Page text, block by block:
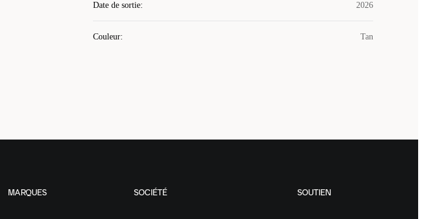
Date de sortie: 2026
Couleur: Tan
MARQUES SOCIÉTÉ SOUTIEN